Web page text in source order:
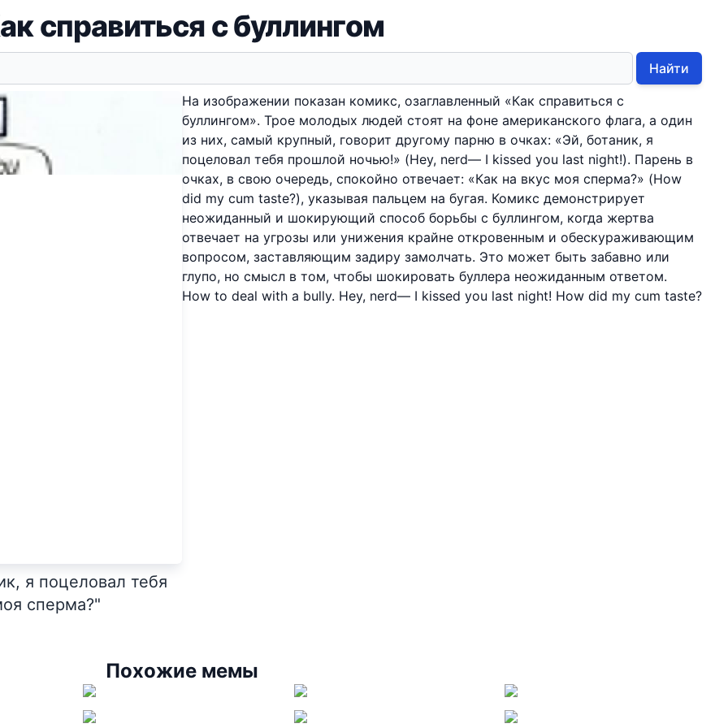
справиться с буллингом
Найти
я поцеловал тебя
сперма?"
На изображении показан комикс, озаглавленный «Как справиться с
буллингом». Трое молодых людей стоят на фоне американского флага, а один
из них, самый крупный, говорит другому парню в очках: «Эй, ботаник, я
поцеловал тебя прошлой ночью!» (Hey, nerd— I kissed you last night!). Парень в
очках, в свою очередь, спокойно отвечает: «Как на вкус моя сперма?» (How
did my cum taste?), указывая пальцем на бугая. Комикс демонстрирует
неожиданный и шокирующий способ борьбы с буллингом, когда жертва
отвечает на угрозы или унижения крайне откровенным и обескураживающим
вопросом, заставляющим задиру замолчать. Это может быть забавно или
глупо, но смысл в том, чтобы шокировать буллера неожиданным ответом.
How to deal with a bully. Hey, nerd— I kissed you last night! How did my cum taste?
Похожие мемы